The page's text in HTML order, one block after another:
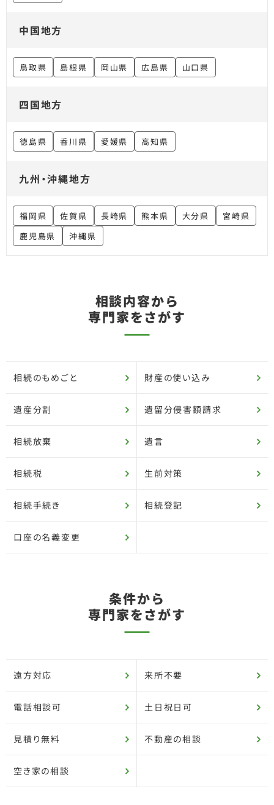
中国地方
鳥取県 島根県 岡山県 広島県 山口県
四国地方
徳島県 香川県 愛媛県 高知県
九州・沖縄地方
福岡県 佐賀県 長崎県 熊本県 大分県
宮崎県
鹿児島県
沖縄県
相談内容から
専門家をさがす
相続のもめごと 財産の使い込み
遺産分割 遺留分侵害額請求
相続放棄 遺言
相続税 生前対策
相続手続き 相続登記
口座の名義変更
条件から
専門家をさがす
遠方対応 来所不要
電話相談可 土日祝日可
見積り無料 不動産の相談
空き家の相談